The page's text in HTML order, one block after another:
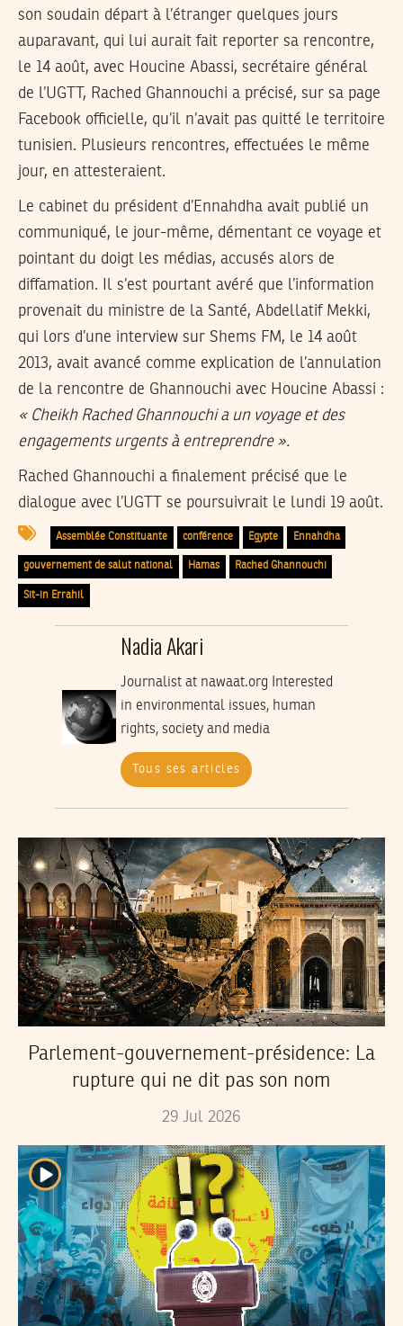
son soudain départ à l’étranger quelques jours
auparavant, qui lui aurait fait reporter sa rencontre,
le 14 août, avec Houcine Abassi, secrétaire général
de l’UGTT, Rached Ghannouchi a précisé, sur sa page
Facebook officielle, qu’il n’avait pas quitté le territoire
tunisien. Plusieurs rencontres, effectuées le même
jour, en attesteraient.
Le cabinet du président d’Ennahdha avait publié un
communiqué, le jour-même, démentant ce voyage et
pointant du doigt les médias, accusés alors de
diffamation. Il s’est pourtant avéré que l’information
provenait du ministre de la Santé, Abdellatif Mekki,
qui lors d’une interview sur Shems FM, le 14 août
2013, avait avancé comme explication de l’annulation
de la rencontre de Ghannouchi avec Houcine Abassi :
« Cheikh Rached Ghannouchi a un voyage et des
engagements urgents à entreprendre ».
Rached Ghannouchi a finalement précisé que le
dialogue avec l’UGTT se poursuivrait le lundi 19 août.
Assemblée Constituante conférence Egypte Ennahdha
gouvernement de salut national Hamas Rached Ghannouchi
Sit-in Errahil
Nadia Akari
Journalist at nawaat.org Interested
in environmental issues, human
rights, society and media
Tous ses articles
Parlement-gouvernement-présidence: La
rupture qui ne dit pas son nom
29 Jul 2026